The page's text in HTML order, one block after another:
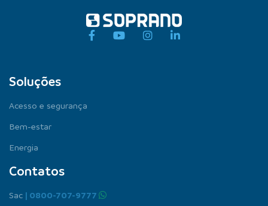
Soluções
Acesso e segurança
Bem-estar
Energia
Contatos
Sac | 0800-707-9777